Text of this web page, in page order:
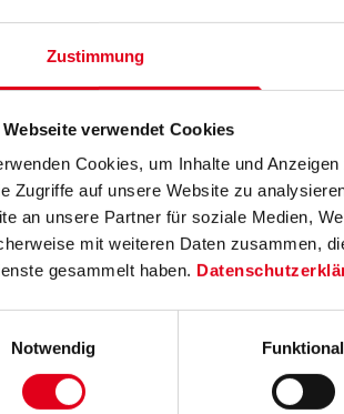
Zustimmung
Webseite verwendet Cookies
Cookies, um Inhalte und
Zugriffe auf unsere Website zu
an unsere Partner für soziale Medien,
mit weiteren Daten zusammen,
gesammelt haben.
Notwendig
Funktional